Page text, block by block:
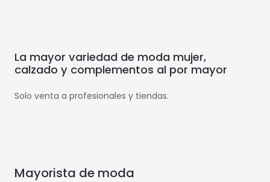
La mayor variedad de moda mujer,
calzado y complementos al por mayor
Solo venta a profesionales y tiendas.
Mayorista de moda